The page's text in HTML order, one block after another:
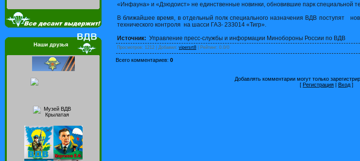
Наши друзья
«Инфауна» и «Дзюдоист» не единственные новинки, обновившие парк специальной
В ближайшее время, в отдельный полк специального назначения ВДВ поступят
технического контроля на шасси ГАЗ- 233014 «Тигр».
Источник: Управление пресс-службы и информации Минобороны России по ВДВ
Просмотров: 1212 | Добавил: vipersrt8 Рейтинг: 0.0/0
Всего комментариев: 0
Добавлять комментарии могут только
[ Регистрация | Вход ]